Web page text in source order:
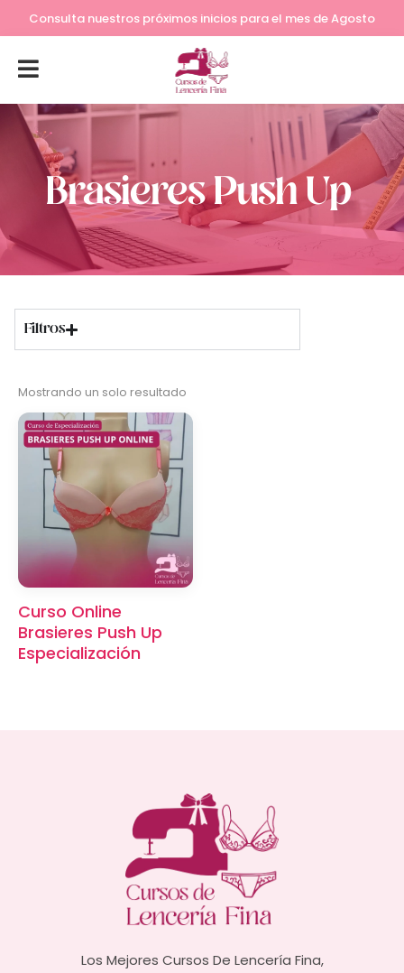
Consulta nuestros próximos inicios para el mes de Agosto
Brasieres Push Up
Filtros
Mostrando un solo resultado
Curso Online
Brasieres Push Up
Especialización
Los Mejores Cursos De Lencería Fina,